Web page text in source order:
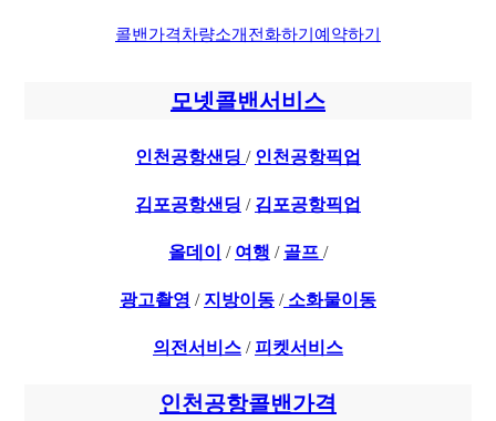
콜밴가격차량소개전화하기예약하기
모넷콜밴서비스
인천공항샌딩 / 인천공항픽업
김포공항샌딩 / 김포공항픽업
올데이 / 여행 / 골프 /
광고촬영 / 지방이동 / 소화물이동
의전서비스 /피켓서비스
인천공항콜밴가격